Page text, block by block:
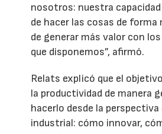
nosotros: nuestra
de hacer las cosas de
de generar más valor con
que disponemos”, afirmó.
Relats explicó que el
la productividad de manera
hacerlo desde la perspectiva
industrial: cómo innovar,